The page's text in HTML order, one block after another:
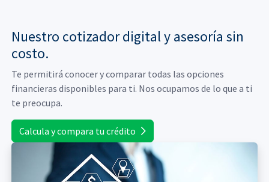
Nuestro cotizador digital y asesoría sin
costo.
Te permitirá conocer y comparar todas las opciones
financieras disponibles para ti. Nos ocupamos de lo que a ti
te preocupa.
Calcula y compara tu crédito